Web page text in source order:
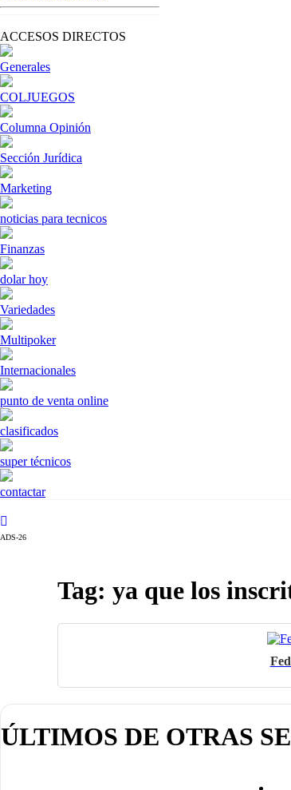
ACCESOS DIRECTOS
Generales
COLJUEGOS
Columna Opinión
Sección Jurídica
Marketing
noticias para tecnicos
Finanzas
dolar hoy
Variedades
Multipoker
Internacionales
punto de venta online
clasificados
super técnicos
contactar
ADS-26
Tag: ya que los
ÚLTIMOS DE OTRAS